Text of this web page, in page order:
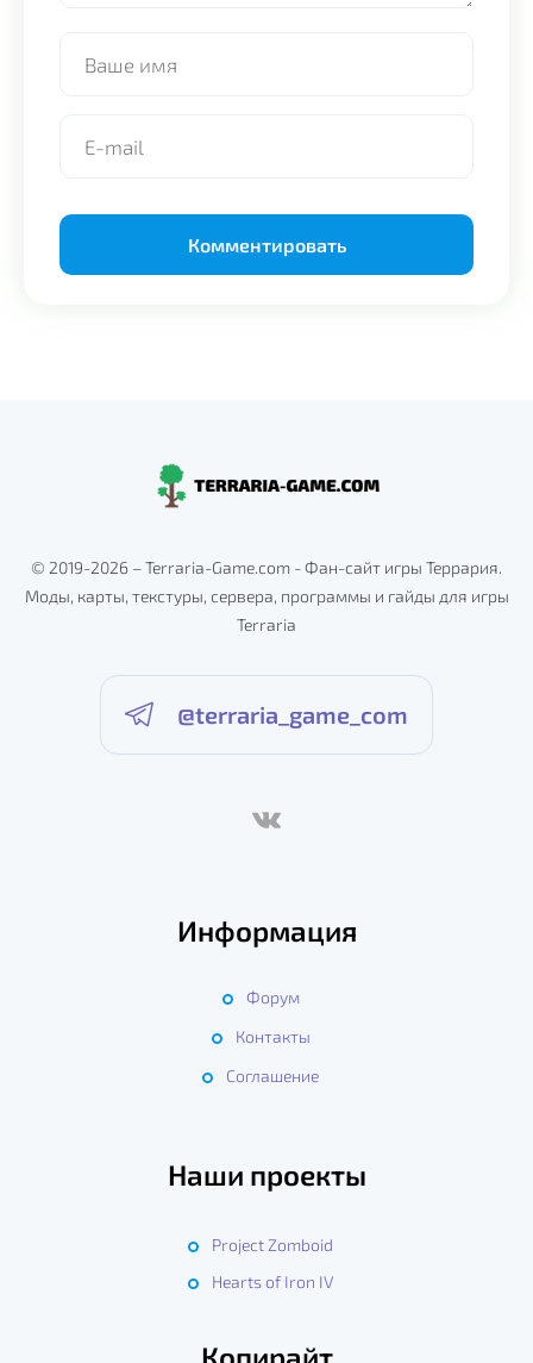
© 2019-2026 – Terraria-Game.com - Фан-сайт игры Террария.
Моды, карты, текстуры, сервера, программы и гайды для игры
Terraria
@terraria_game_com
Информация
Форум
Контакты
Соглашение
Наши проекты
Project Zomboid
Hearts of Iron IV